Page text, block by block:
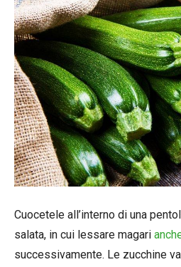
Cuocetele all’interno di una
salata, in cui lessare magari
successivamente. Le zucchine